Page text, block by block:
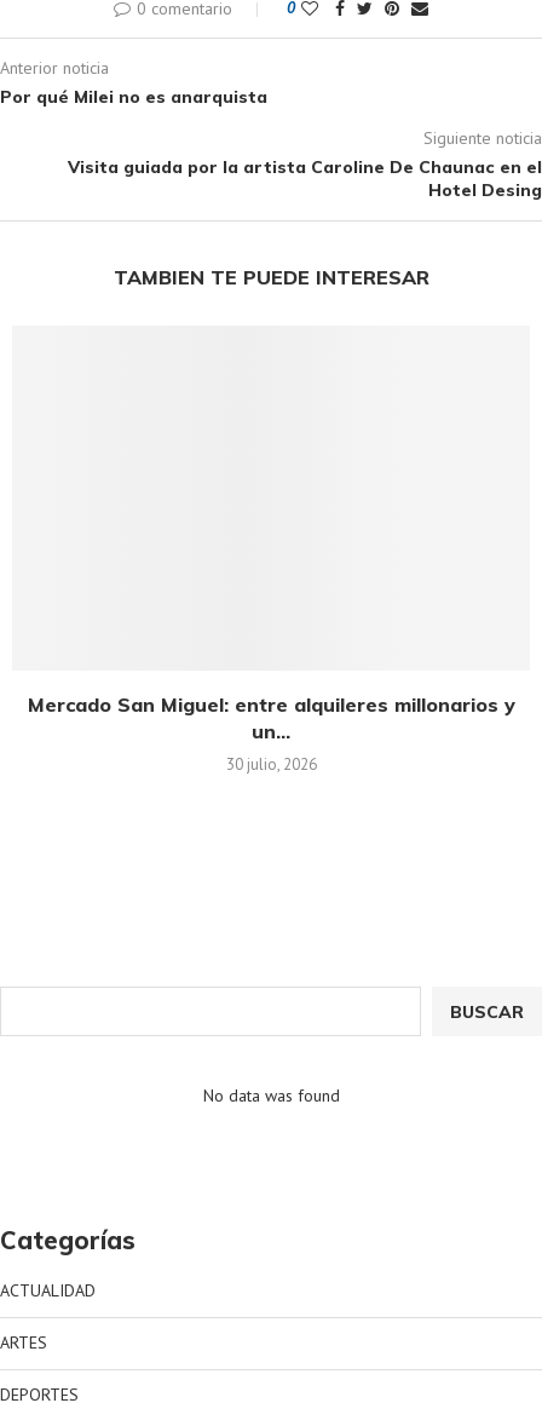
0 comentario 0
Anterior noticia
Por qué Milei no es anarquista
Siguiente noticia
Visita guiada por la artista Caroline De Chaunac en el
Hotel Desing
TAMBIEN TE PUEDE INTERESAR
Mercado San Miguel: entre alquileres millonarios y
un...
30 julio, 2026
BUSCAR
No data was found
Categorías
ACTUALIDAD
ARTES
DEPORTES